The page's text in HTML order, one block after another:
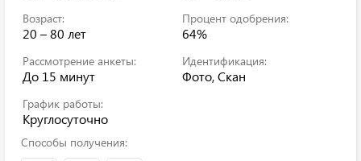
Возраст:
20 – 80 лет
Процент одобрения:
64%
Рассмотрение анкеты:
До 15 минут
Идентификация:
Фото, Скан
График работы:
Круглосуточно
Способы получения: